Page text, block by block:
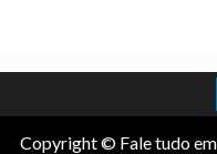
Copyright © Fale tudo